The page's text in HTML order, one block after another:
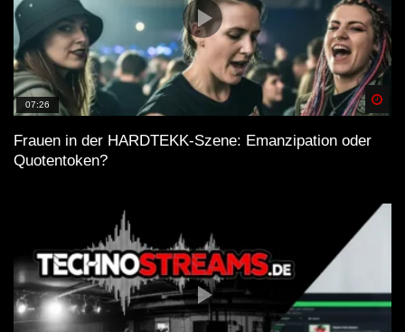
07:26
Frauen in der HARDTEKK-Szene: Emanzipation oder
Quotentoken?